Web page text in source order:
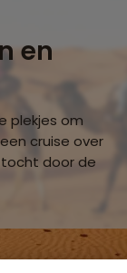
en
plekjes om
cruise over
tocht door de